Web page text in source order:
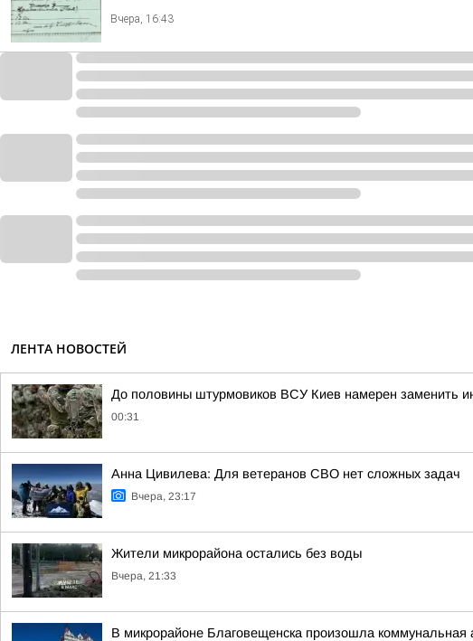
Вчера, 16:43
ЛЕНТА НОВОСТЕЙ
До половины штурмовиков ВСУ Киев намерен заменить
00:31
Анна Цивилева: Для ветеранов СВО нет сложных задач
Вчера, 23:17
Жители микрорайона остались без воды
Вчера, 21:33
В микрорайоне Благовещенска произошла коммунальная